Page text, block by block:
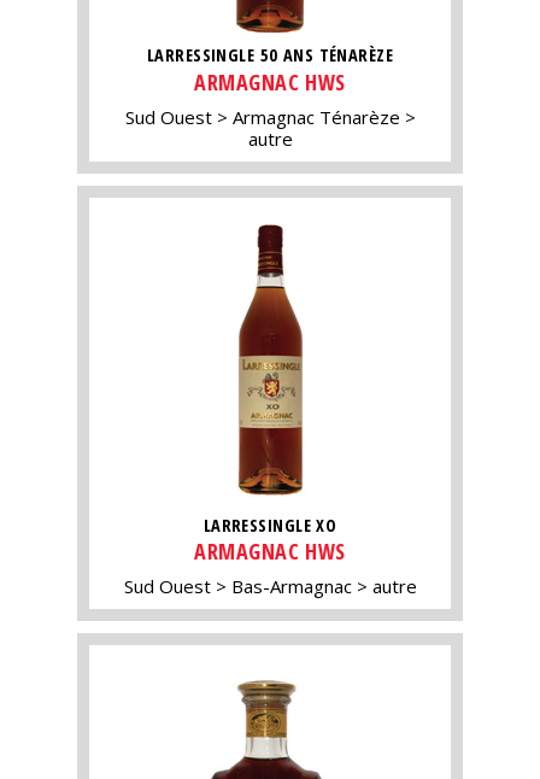
LARRESSINGLE 50 ANS TÉNARÈZE
ARMAGNAC HWS
Sud Ouest
Armagnac Ténarèze
autre
LARRESSINGLE XO
ARMAGNAC HWS
Sud Ouest Bas-Armagnac autre